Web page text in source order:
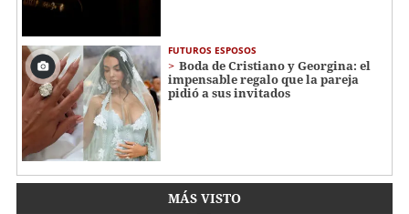
FUTUROS ESPOSOS
Boda de Cristiano y Georgina: el
impensable regalo que la pareja
pidió a sus invitados
MÁS VISTO